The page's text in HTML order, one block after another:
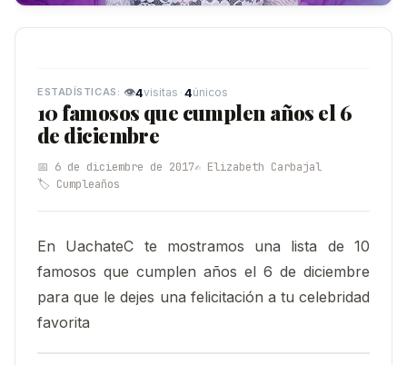
👁4visitas ·4únicos
10 famosos que cumplen años el 6
de diciembre
📅 6 de diciembre de 2017✍️ Elizabeth Carbajal
🏷️ Cumpleaños
En UachateC te mostramos una lista de 10
famosos que cumplen años el 6 de diciembre
para que le dejes una felicitación a tu celebridad
favorita